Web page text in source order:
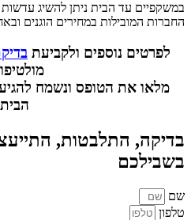
במשקפיים עד הבית ניתן להשיג
החברות המובילות במחירים הוגנים
לפרטים נוספים ולקביעת
מלאו את הטופס ונשמח
הבית
בדיקה, התלבטות,
בשבילכם
שם
טלפון